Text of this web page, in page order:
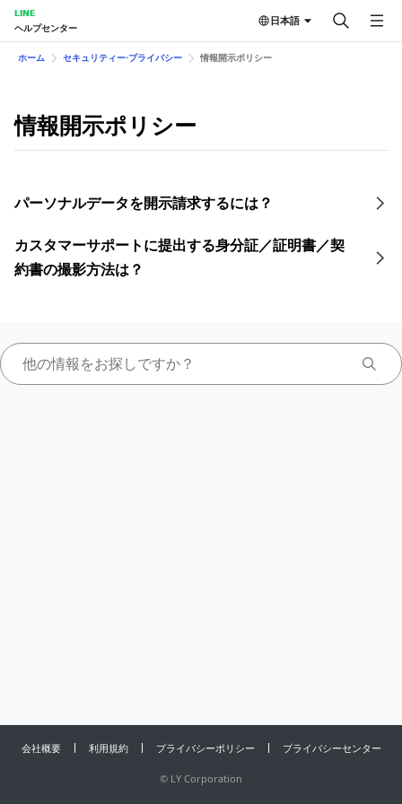
LINE
ヘルプセンター
日本語
ホーム セキュリティー⋅プライバシー 情報開示ポリシー
情報開示ポリシー
パーソナルデータを開示請求するには？
カスタマーサポートに提出する身分証／証明書／契
約書の撮影方法は？
会社概要 利用規約 プライバシーポリシー プライバシーセンター
© LY Corporation